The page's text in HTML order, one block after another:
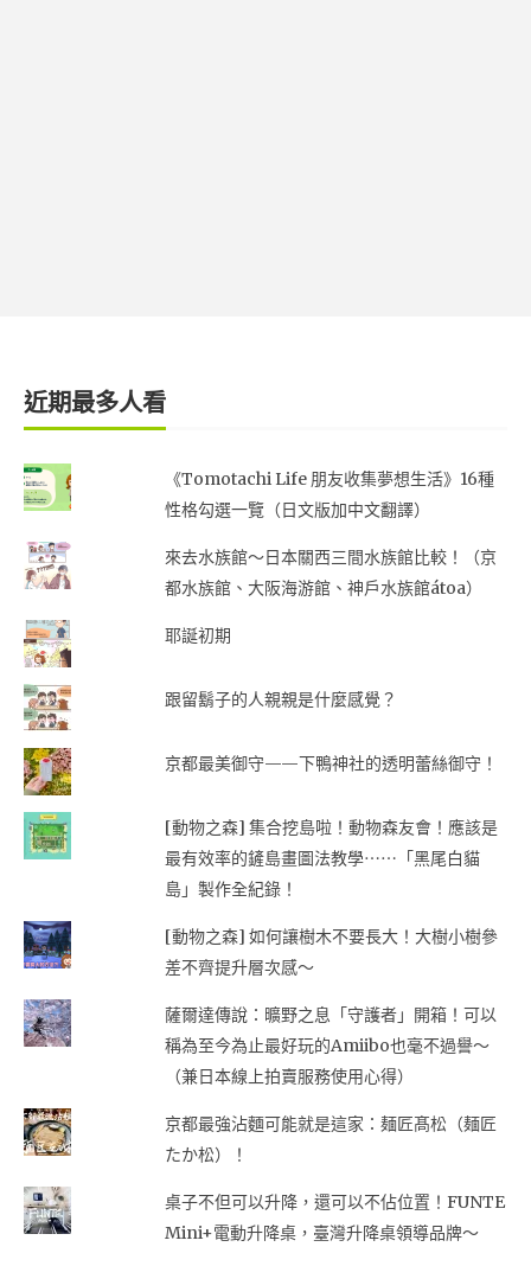
近期最多人看
《Tomotachi Life 朋友收集夢想生活》16種
性格勾選一覽（日文版加中文翻譯）
來去水族館～日本關西三間水族館比較！（京
都水族館、大阪海游館、神戶水族館átoa）
耶誕初期
跟留鬍子的人親親是什麼感覺？
京都最美御守——下鴨神社的透明蕾絲御守！
[動物之森] 集合挖島啦！動物森友會！應該是
最有效率的鏟島畫圖法教學⋯⋯「黑尾白貓
島」製作全紀錄！
[動物之森] 如何讓樹木不要長大！大樹小樹參
差不齊提升層次感～
薩爾達傳說：曠野之息「守護者」開箱！可以
稱為至今為止最好玩的Amiibo也毫不過譽～
（兼日本線上拍賣服務使用心得）
京都最強沾麵可能就是這家：麺匠髙松（麺匠
たか松）！
桌子不但可以升降，還可以不佔位置！FUNTE
Mini+電動升降桌，臺灣升降桌領導品牌～